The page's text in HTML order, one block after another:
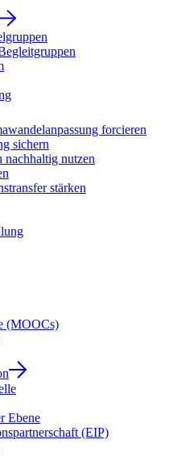
forcieren
sichern
nachhaltig nutzen
stärken
(MOOCs)
Ebene
(EIP)